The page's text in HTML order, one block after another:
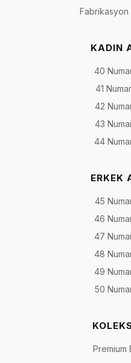
Fabrikasyon
KADIN
40
41
42
43
44
ERKEK
45
46
47
48
49
50
Premium